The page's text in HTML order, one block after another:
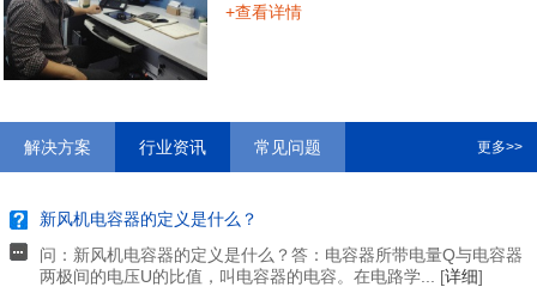
+查看详情
解决方案 行业资讯 常见问题 更多>>
新风机电容器的定义是什么？
问：新风机电容器的定义是什么？答：电容器所带电量Q与电容器
两极间的电压U的比值，叫电容器的电容。在电路学... [详细]